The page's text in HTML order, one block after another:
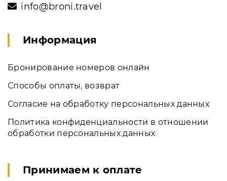
info@broni.travel
Информация
Бронирование номеров онлайн
Способы оплаты, возврат
Согласие на обработку персональных данных
Политика конфиденциальности в отношении
обработки персональных данных
Принимаем к оплате